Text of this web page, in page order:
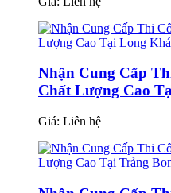
Nhận Cung Cấp
Chất Lượng Cao
Giá: Liên hệ